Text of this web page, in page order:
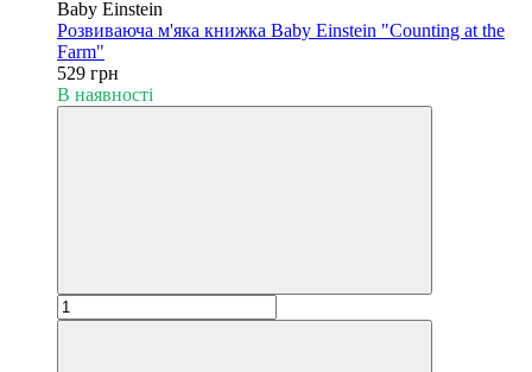
Baby Einstein
Розвиваюча м'яка книжка Baby Einstein "Counting at the
Farm"
529 грн
В наявності